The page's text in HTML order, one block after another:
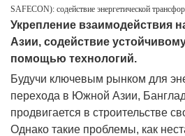
Укрепление взаимодействия
Азии, содействие
помощью технологий.
Будучи ключевым рынком для
перехода в Южной Азии,
продвигается в строительстве
Однако такие проблемы, как